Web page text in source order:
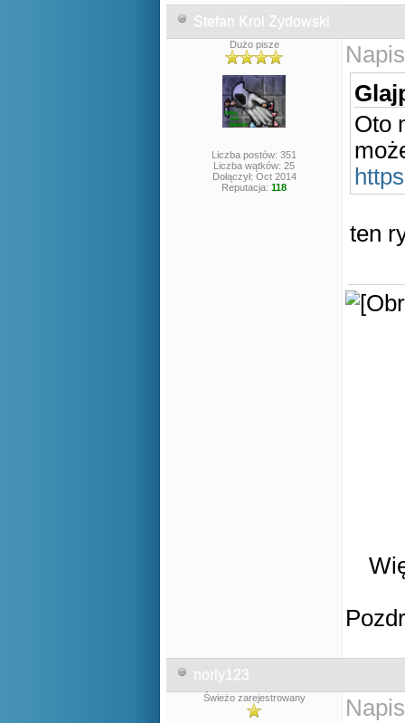
Stefan Krol Zydowski
Dużo pisze
Liczba postów: 351
Liczba wątków: 25
Dołączył: Oct 2014
Reputacja: 118
Oto
ten
norly123
Świeżo zarejestrowany